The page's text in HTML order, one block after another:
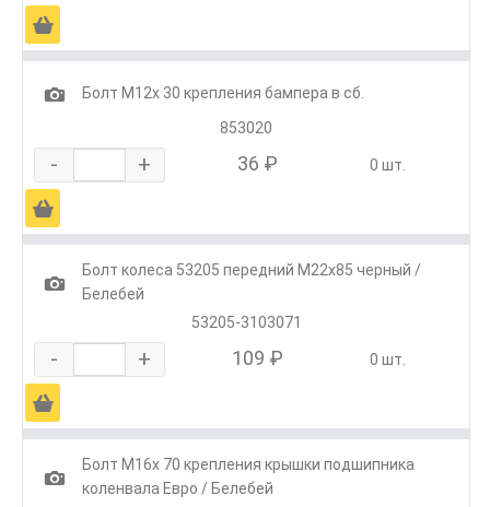
Ä
1
Болт М12х 30 крепления бампера в сб.
853020
- + 36 ₽ 0 шт.
Ä
1
Болт колеса 53205 передний М22х85 черный /
Белебей
53205-3103071
- + 109 ₽ 0 шт.
Ä
1
Болт М16х 70 крепления крышки подшипника
коленвала Евро / Белебей